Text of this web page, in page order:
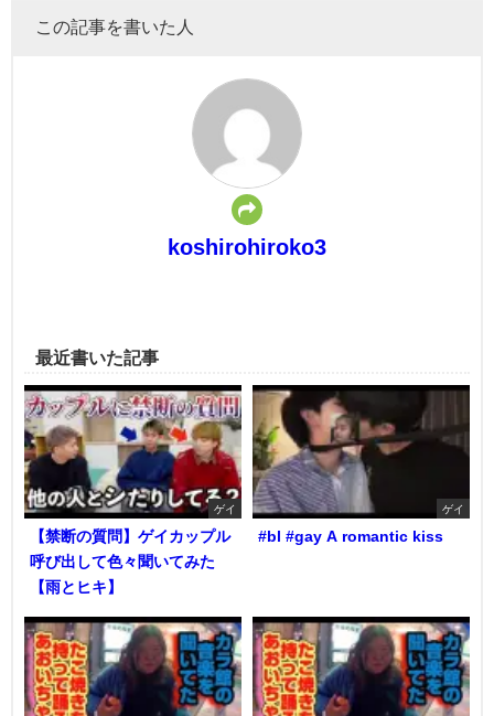
この記事を書いた人
koshirohiroko3
最近書いた記事
ゲイ
【禁断の質問】ゲイカップル
呼び出して色々聞いてみた
【雨とヒキ】
ゲイ
#bl #gay A romantic kiss